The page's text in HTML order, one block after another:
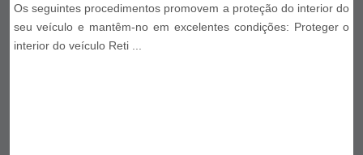
Os seguintes procedimentos promovem a proteção do interior do
seu veículo e mantêm-no em excelentes condições: Proteger o
interior do veículo Reti ...